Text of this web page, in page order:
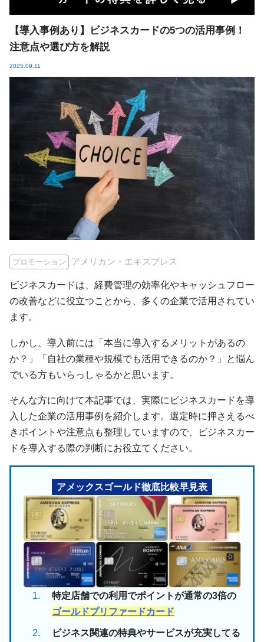
【導入事例あり】ビジネスカードの5つの活用事例！
注意点や選び方を解説
2025.09.11
プロモーション アメリカン・エキスプレス
ビジネスカードは、経費管理の効率化やキャッシュフロー
の改善などに役立つことから、多くの企業で活用されてい
ます。
しかし、導入前には「本当に導入するメリットがあるの
か？」「自社の業種や規模でも活用できるのか？」と悩ん
でいる方もいらっしゃるかと思います。
そんな方に向けて本記事では、実際にビジネスカードを導
入した企業の活用事例を紹介します。選定時に押さえるべ
きポイントや注意点も整理していますので、ビジネスカー
ドを導入する際の判断にお役立てください。
アメックスゴールド徹底比較早見表
特定店舗での利用でポイントが通常の3倍の
ゴールドプリファードカード
ビジネス関連の特典やサービスが充実してる